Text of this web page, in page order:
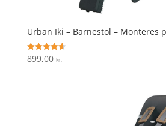
Urban Iki – Barnestol – Monteres
Vurderet
4.6
899,00 kr.